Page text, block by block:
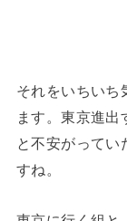
それをいちいち
ます。東京進
と不安がってい
すね。